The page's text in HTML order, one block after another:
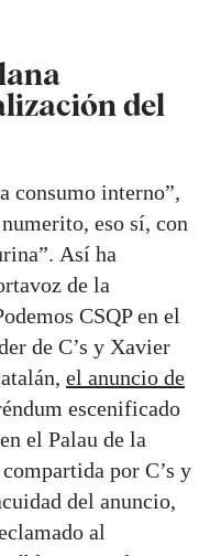
del
consumo interno”,
eso sí, con
Así ha
de la
CSQP en el
de C’s y Xavier
el anuncio de
escenificado
el Palau de la
por C’s y
del anuncio,
al